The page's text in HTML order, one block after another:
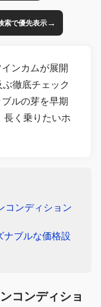
索で優先表示→
ンカムが展開
徹底チェック
ルの芽を早期
長く乗りたいホ
コンディション
ナブルな価格設
コンディショ